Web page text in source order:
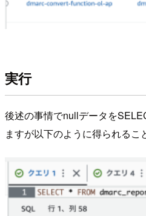
実行
後述の事情でnullデータを
ますが以下のように得られるこ